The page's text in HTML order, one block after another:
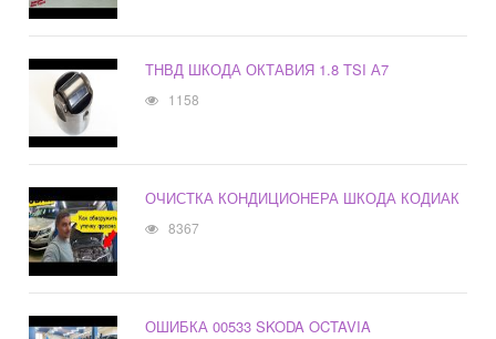
ТНВД ШКОДА ОКТАВИЯ 1.8 TSI А7
1158
ОЧИСТКА КОНДИЦИОНЕРА ШКОДА КОДИАК
8367
ОШИБКА 00533 SKODA OCTAVIA